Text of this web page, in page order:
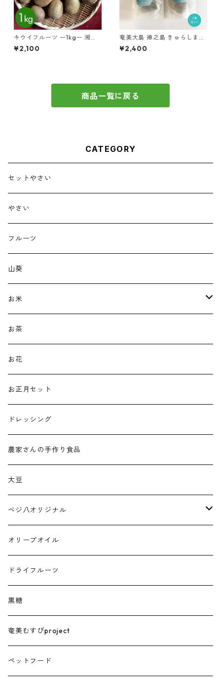
キウイフルーツ ー1kgー 湘南
産 「ヘイワード」
¥2,100
奄美大島 徳之島 きゅらしま黒
糖の塩黒糖 <熱中症予防 塩分
補充に>
¥2,400
商品一覧に戻る
CATEGORY
セットやさい
やさい
フルーツ
山葵
お米
新米
古代米
白米
お茶
お花
お正月セット
ドレッシング
農家さんの手作り食品
大豆
ベジ八オリジナル
トマトジュース
オリーブオイル
ドライフルーツ
黒糖
奄美むすびproject
ペットフード